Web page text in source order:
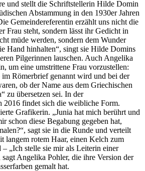
und stellt die Schriftstellerin Hilde Domin
Abstammung in den 1930er Jahren
Gemeindereferentin erzählt uns nicht die
Frau steht, sondern lässt ihr Gedicht in
müde werden, sondern dem Wunder
Hand hinhalten“, singt sie Hilde Domins
Pilgerinnen lauschen. Auch Angelika
um eine umstrittene Frau vorzustellen:
Römerbrief genannt wird und bei der
ob der Name aus dem Griechischen
zu übersetzen sei. In der
2016 findet sich die weibliche Form.
Grafikerin. „Junia hat mich berührt und
schon diese Begabung gegeben hat,
sagt sie in die Runde und verteilt
langem rotem Haar, einen Kelch zum
„Ich stelle sie mir als Leiterin einer
Angelika Pohler, die ihre Version der
gemalt hat.